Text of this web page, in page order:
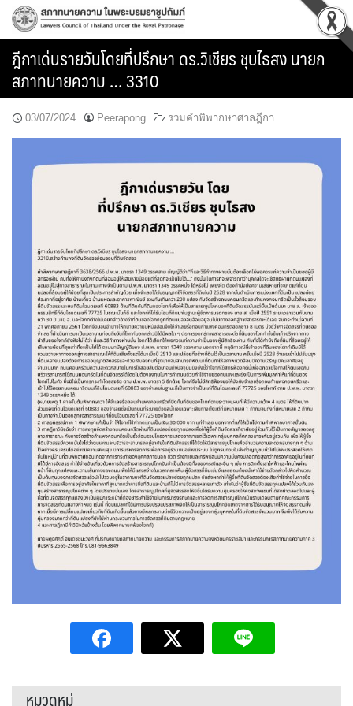
Skip
content
ฎีกาเด่นรายวันโดยที่ปรึกษา ดร.วิเชียร ชุบไธสง นายก
สภาทนายความ … 3310
03/07/2024 Peerapong รวมคำพิพากษาศาลฎีกา
หมวดหมู่